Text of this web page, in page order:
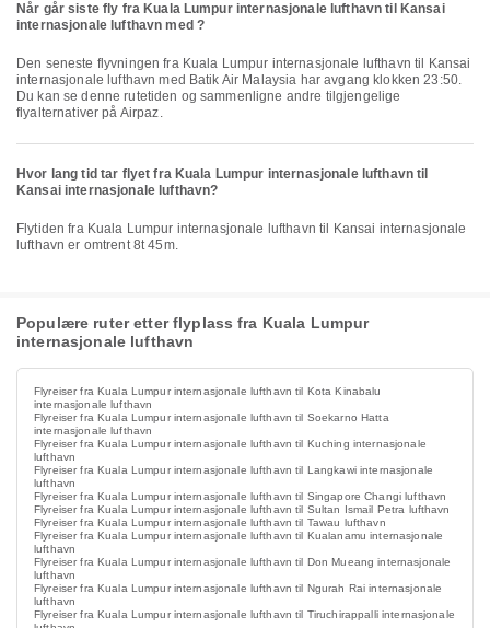
Når går siste fly fra Kuala Lumpur internasjonale lufthavn til Kansai
internasjonale lufthavn med ?
Den seneste flyvningen fra Kuala Lumpur internasjonale lufthavn til Kansai
internasjonale lufthavn med Batik Air Malaysia har avgang klokken 23:50.
Du kan se denne rutetiden og sammenligne andre tilgjengelige
flyalternativer på Airpaz.
Hvor lang tid tar flyet fra Kuala Lumpur internasjonale lufthavn til
Kansai internasjonale lufthavn?
Flytiden fra Kuala Lumpur internasjonale lufthavn til Kansai internasjonale
lufthavn er omtrent 8t 45m.
Populære ruter etter flyplass fra Kuala Lumpur
internasjonale lufthavn
Flyreiser fra Kuala Lumpur internasjonale lufthavn til Kota Kinabalu
internasjonale lufthavn
Flyreiser fra Kuala Lumpur internasjonale lufthavn til Soekarno Hatta
internasjonale lufthavn
Flyreiser fra Kuala Lumpur internasjonale lufthavn til Kuching internasjonale
lufthavn
Flyreiser fra Kuala Lumpur internasjonale lufthavn til Langkawi internasjonale
lufthavn
Flyreiser fra Kuala Lumpur internasjonale lufthavn til Singapore Changi lufthavn
Flyreiser fra Kuala Lumpur internasjonale lufthavn til Sultan Ismail Petra lufthavn
Flyreiser fra Kuala Lumpur internasjonale lufthavn til Tawau lufthavn
Flyreiser fra Kuala Lumpur internasjonale lufthavn til Kualanamu internasjonale
lufthavn
Flyreiser fra Kuala Lumpur internasjonale lufthavn til Don Mueang internasjonale
lufthavn
Flyreiser fra Kuala Lumpur internasjonale lufthavn til Ngurah Rai internasjonale
lufthavn
Flyreiser fra Kuala Lumpur internasjonale lufthavn til Tiruchirappalli internasjonale